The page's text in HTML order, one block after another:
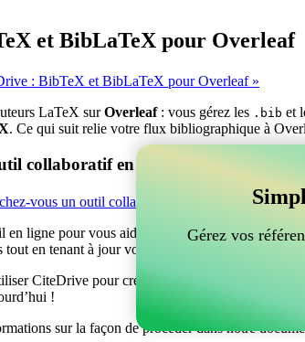
et BibLaTeX pour Overleaf
: BibTeX et BibLaTeX pour Overleaf »
LaTeX surOverleaf: vous gérez les .bib et
. Ce qui suit relie votre flux bibliographique à
collaboratif en ligne pour gérer vos
vous un outil collaboratif en ligne pour gérer
en ligne pour vous aider à gérer vos références,
tout en tenant à jour vos entrées BibTeX dans votre
CiteDrive pour créer des bibliographies et
!
sur la façon de procéder dans notre
Gérez vos